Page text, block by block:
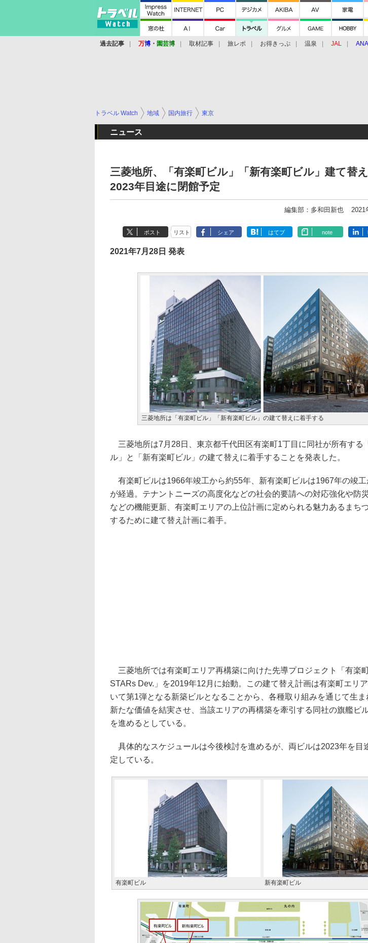
過去記事 万博 ・ 園芸博 取材記事 旅レポ お得きっぷ 温泉 JAL ANA
トラベル Watch 地域 国内旅行 東京
ニュース
三菱地所、「有楽町ビル」「新有楽町ビル」建て替え
2023年目途に閉館予定
編集部：多和田新也 2021
ポスト リスト シェア はてブ note
2021年7月28日 発表
三菱地所は「有楽町ビル」「新有楽町ビル」の建て替えに着手する
三菱地所は7月28日、東京都千代田区有楽町1丁目に同社が所有する
ル」と「新有楽町ビル」の建て替えに着手することを発表した。
有楽町ビルは1966年竣工から約55年、新有楽町ビルは1967年の竣
が経過。テナントニーズの高度化などの社会的要請への対応強化や防
などの機能更新、有楽町エリアの上位計画に定められる魅力あるまち
するために建て替え計画に着手。
三菱地所では有楽町エリア再構築に向けた先導プロジェクト「有楽
STARs Dev.」を2019年12月に始動。この建て替え計画は有楽町エリ
いて第1弾となる新築ビルとなることから、各種取り組みを通じて生ま
新たな価値を結実させ、当該エリアの再構築を牽引する同社の旗艦ビ
を進めるとしている。
具体的なスケジュールは今後検討を進めるが、両ビルは2023年を目
定している。
有楽町ビル 新有楽町ビル